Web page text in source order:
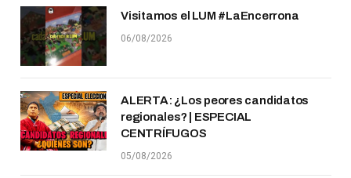
Visitamos el LUM #LaEncerrona
06/08/2026
ALERTA: ¿Los peores candidatos
regionales? | ESPECIAL
CENTRÍFUGOS
05/08/2026